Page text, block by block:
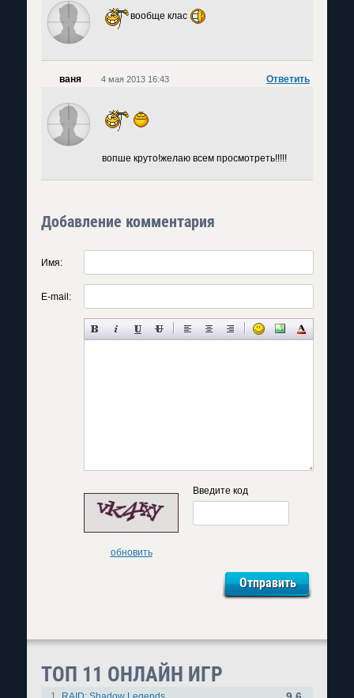
вообще клас
ваня Ответить
4 мая 2013 16:43
вопше круто!желаю всем просмотреть!!!!!
Добавление комментария
Имя:
E-mail:
обновить
Введите код
ТОП 11 ОНЛАЙН ИГР